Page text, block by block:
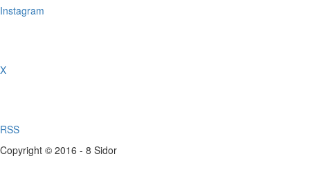
Instagram
X
RSS
Copyright © 2016 - 8 Sidor